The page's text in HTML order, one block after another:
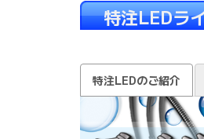
特注LEDラ
特注LEDのご紹介